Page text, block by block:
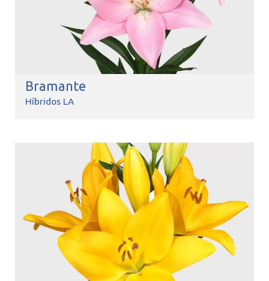
Bramante
Híbridos LA